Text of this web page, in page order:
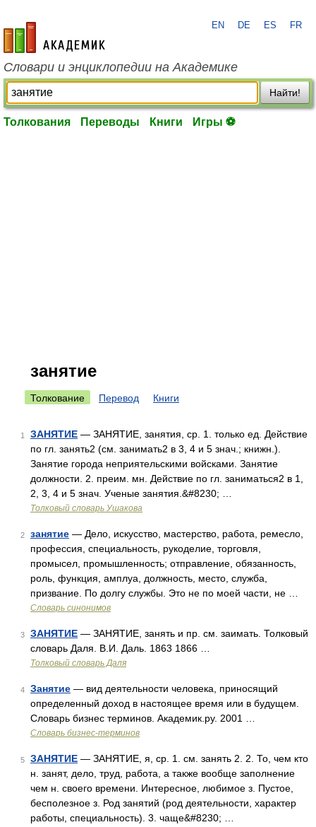
academic.ru
EN DE ES FR
Словари и энциклопедии на Академике
Найти!
Толкования Переводы Книги Игры ⚽
занятие
Толкование Перевод Книги
1 ЗАНЯТИЕ — ЗАНЯТИЕ, занятия, ср. 1. только ед. Действие
по гл. занять2 (см. занимать2 в 3, 4 и 5 знач.; книжн.).
Занятие города неприятельскими войсками. Занятие
должности. 2. преим. мн. Действие по гл. заниматься2 в 1,
2, 3, 4 и 5 знач. Ученые занятия.&#8230; …
Толковый словарь Ушакова
2 занятие — Дело, искусство, мастерство, работа, ремесло,
профессия, специальность, рукоделие, торговля,
промысел, промышленность; отправление, обязанность,
роль, функция, амплуа, должность, место, служба,
призвание. По долгу службы. Это не по моей части, не …
Словарь синонимов
3 ЗАНЯТИЕ — ЗАНЯТИЕ, занять и пр. см. заимать. Толковый
словарь Даля. В.И. Даль. 1863 1866 …
Толковый словарь Даля
4 Занятие — вид деятельности человека, приносящий
определенный доход в настоящее время или в будущем.
Словарь бизнес терминов. Академик.ру. 2001 …
Словарь бизнес-терминов
5 ЗАНЯТИЕ — ЗАНЯТИЕ, я, ср. 1. см. занять 2. 2. То, чем кто
н. занят, дело, труд, работа, а также вообще заполнение
чем н. своего времени. Интересное, любимое з. Пустое,
бесполезное з. Род занятий (род деятельности, характер
работы, специальность). 3. чаще&#8230; …